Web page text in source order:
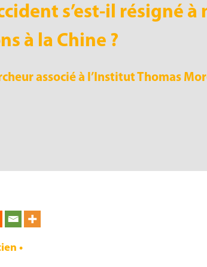
s’est-il résigné à
à la Chine ?
associé à l’Institut Thomas
•